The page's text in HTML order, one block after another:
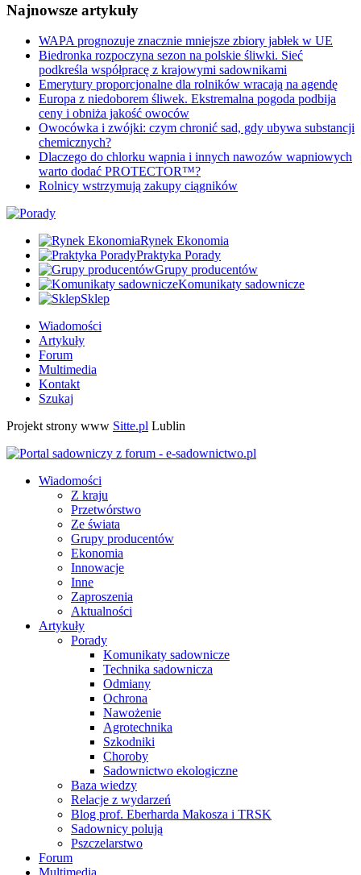
Najnowsze artykuły
WAPA prognozuje znacznie mniejsze zbiory jabłek w UE
Biedronka rozpoczyna sezon na polskie śliwki. Sieć
podkreśla współpracę z krajowymi sadownikami
Emerytury proporcjonalne dla rolników wracają na agendę
Europa z niedoborem śliwek. Ekstremalna pogoda podbija
ceny i obniża jakość owoców
Owocówka i zwójki: czym chronić sad, gdy ubywa substancji
chemicznych?
Dlaczego do chlorku wapnia i innych nawozów wapniowych
warto dodać PROTECTOR™?
Rolnicy wstrzymują zakupy ciągników
Rynek Ekonomia
Praktyka Porady
Grupy producentów
Komunikaty sadownicze
Sklep
Wiadomości
Artykuły
Forum
Multimedia
Kontakt
Szukaj
Projekt strony www Sitte.pl Lublin
Wiadomości
Z kraju
Przetwórstwo
Ze świata
Grupy producentów
Ekonomia
Innowacje
Inne
Zaproszenia
Aktualności
Artykuły
Porady
Komunikaty sadownicze
Technika sadownicza
Odmiany
Ochrona
Nawożenie
Agrotechnika
Szkodniki
Choroby
Sadownictwo ekologiczne
Baza wiedzy
Relacje z wydarzeń
Blog prof. Eberharda Makosza i TRSK
Sadownicy polują
Pszczelarstwo
Forum